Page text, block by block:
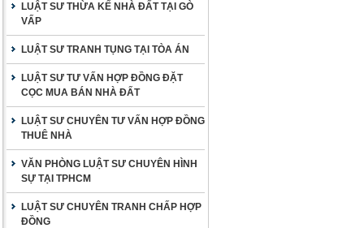
LUẬT SƯ THỪA KẾ NHÀ ĐẤT TẠI GÒ
VẤP
LUẬT SƯ TRANH TỤNG TẠI TÒA ÁN
LUẬT SƯ TƯ VẤN HỢP ĐỒNG ĐẶT
CỌC MUA BÁN NHÀ ĐẤT
LUẬT SƯ CHUYÊN TƯ VẤN HỢP ĐỒNG
THUÊ NHÀ
VĂN PHÒNG LUẬT SƯ CHUYÊN HÌNH
SỰ TẠI TPHCM
LUẬT SƯ CHUYÊN TRANH CHẤP HỢP
ĐỒNG